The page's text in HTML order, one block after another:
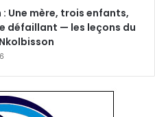
: Une mère, trois enfants,
défaillant — les leçons du